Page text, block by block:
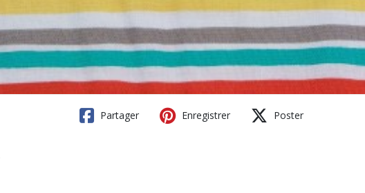
Partager Enregistrer Poster